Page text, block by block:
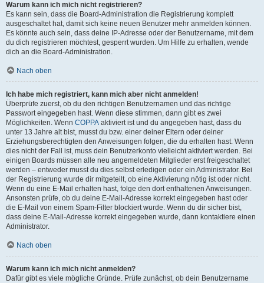
Warum kann ich mich nicht registrieren?
Es kann sein, dass die Board-Administration die Registrierung komplett
ausgeschaltet hat, damit sich keine neuen Benutzer mehr anmelden können.
Es könnte auch sein, dass deine IP-Adresse oder der Benutzername, mit dem
du dich registrieren möchtest, gesperrt wurden. Um Hilfe zu erhalten, wende
dich an die Board-Administration.
Nach oben
Ich habe mich registriert, kann mich aber nicht anmelden!
Überprüfe zuerst, ob du den richtigen Benutzernamen und das richtige
Passwort eingegeben hast. Wenn diese stimmen, dann gibt es zwei
Möglichkeiten. Wenn COPPA aktiviert ist und du angegeben hast, dass du
unter 13 Jahre alt bist, musst du bzw. einer deiner Eltern oder deiner
Erziehungsberechtigten den Anweisungen folgen, die du erhalten hast. Wenn
dies nicht der Fall ist, muss dein Benutzerkonto vielleicht aktiviert werden. Bei
einigen Boards müssen alle neu angemeldeten Mitglieder erst freigeschaltet
werden – entweder musst du dies selbst erledigen oder ein Administrator. Bei
der Registrierung wurde dir mitgeteilt, ob eine Aktivierung nötig ist oder nicht.
Wenn du eine E-Mail erhalten hast, folge den dort enthaltenen Anweisungen.
Ansonsten prüfe, ob du deine E-Mail-Adresse korrekt eingegeben hast oder
die E-Mail von einem Spam-Filter blockiert wurde. Wenn du dir sicher bist,
dass deine E-Mail-Adresse korrekt eingegeben wurde, dann kontaktiere einen
Administrator.
Nach oben
Warum kann ich mich nicht anmelden?
Dafür gibt es viele mögliche Gründe. Prüfe zunächst, ob dein Benutzername